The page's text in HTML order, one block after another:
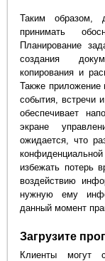
Таким образом,
принимать
Планирование
создания
копирования и
Также приложение
события, встречи
обеспечивает
экране
ожидается, что
избежать потерь
воздействию
нужную ему
данный момент
Загрузите
Клиенты могут